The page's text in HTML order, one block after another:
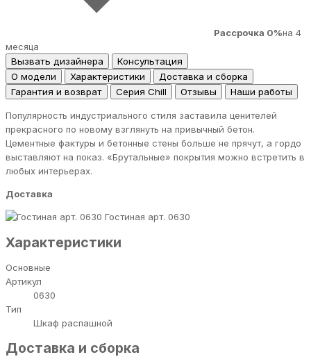
Рассрочка 0%на 4
месяца
Вызвать дизайнера
Консультация
О модели
Характеристики
Доставка и сборка
Гарантия и возврат
Серия Chill Отзывы Наши работы
Популярность индустриального стиля заставила ценителей
прекрасного по новому взглянуть на привычный бетон.
Цементные фактуры и бетонные стены больше не прячут, а гордо
выставляют на показ. «Брутальные» покрытия можно встретить в
любых интерьерах.
Доставка
Гостиная арт. 0630
Характеристики
Основные
Артикул
0630
Тип
Шкаф распашной
Доставка и сборка